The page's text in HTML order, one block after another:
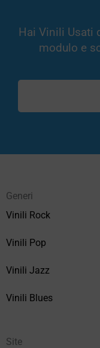
Hai Vinili Usati
modulo e
Generi
Vinili Rock
Vinili Pop
Vinili Jazz
Vinili Blues
Site